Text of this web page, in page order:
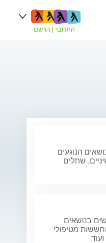
התחבר הרשם
הנוגעים
שתלים
בנושאים
מטיפולי